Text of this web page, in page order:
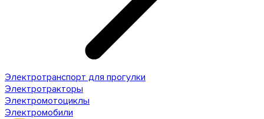
Электротранспорт для прогулки
Электротракторы
Электромотоциклы
Электромобили